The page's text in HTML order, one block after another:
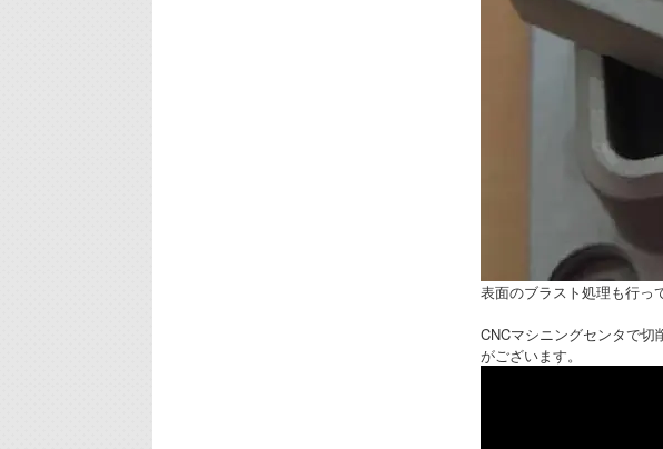
表面のブラスト処理も行っ
CNCマシニングセンタで
がございます。